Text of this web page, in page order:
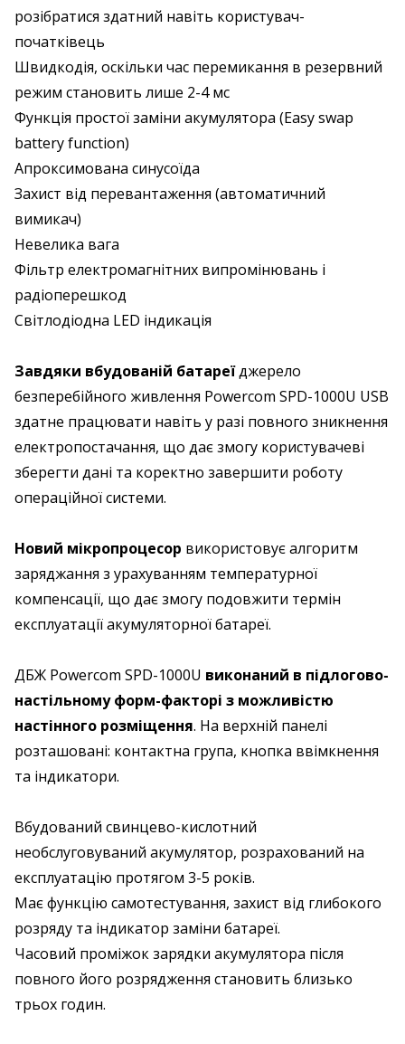
розібратися здатний навіть користувач-
початківець
Швидкодія, оскільки час перемикання в резервний
режим становить лише 2-4 мс
Функція простої заміни акумулятора (Easy swap
battery function)
Апроксимована синусоїда
Захист від перевантаження (автоматичний
вимикач)
Невелика вага
Фільтр електромагнітних випромінювань і
радіоперешкод
Світлодіодна LED індикація
Завдяки вбудованій батареїджерело
безперебійного живлення Powercom SPD-1000U USB
здатне працювати навіть у разі повного зникнення
електропостачання, що дає змогу користувачеві
зберегти дані та коректно завершити роботу
операційної системи.
Новий мікропроцесор використовує алгоритм
заряджання з урахуванням температурної
компенсації, що дає змогу подовжити термін
експлуатації акумуляторної батареї.
ДБЖ Powercom SPD-1000U виконаний в підлогово-
настільному форм-факторі з можливістю
настінного розміщення. На верхній панелі
розташовані: контактна група, кнопка ввімкнення
та індикатори.
Вбудований свинцево-кислотний
необслуговуваний акумулятор, розрахований на
експлуатацію протягом 3-5 років.
Має функцію самотестування, захист від глибокого
розряду та індикатор заміни батареї.
Часовий проміжок зарядки акумулятора після
повного його розрядження становить близько
трьох годин.